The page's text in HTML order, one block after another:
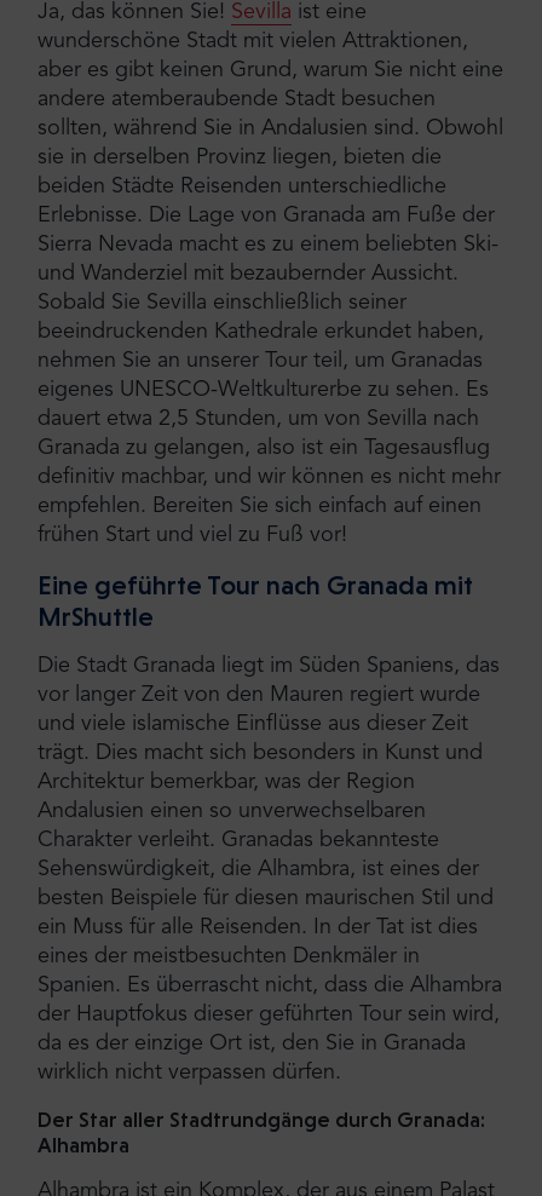
Ja, das können Sie! Sevilla ist eine
wunderschöne Stadt mit vielen Attraktionen,
aber es gibt keinen Grund, warum Sie nicht eine
andere atemberaubende Stadt besuchen
sollten, während Sie in Andalusien sind. Obwohl
sie in derselben Provinz liegen, bieten die
beiden Städte Reisenden unterschiedliche
Erlebnisse. Die Lage von Granada am Fuße der
Sierra Nevada macht es zu einem beliebten Ski-
und Wanderziel mit bezaubernder Aussicht.
Sobald Sie Sevilla einschließlich seiner
beeindruckenden Kathedrale erkundet haben,
nehmen Sie an unserer Tour teil, um Granadas
eigenes UNESCO-Weltkulturerbe zu sehen. Es
dauert etwa 2,5 Stunden, um von Sevilla nach
Granada zu gelangen, also ist ein Tagesausflug
definitiv machbar, und wir können es nicht mehr
empfehlen. Bereiten Sie sich einfach auf einen
frühen Start und viel zu Fuß vor!
Eine geführte Tour nach Granada mit
MrShuttle
Die Stadt Granada liegt im Süden Spaniens, das
vor langer Zeit von den Mauren regiert wurde
und viele islamische Einflüsse aus dieser Zeit
trägt. Dies macht sich besonders in Kunst und
Architektur bemerkbar, was der Region
Andalusien einen so unverwechselbaren
Charakter verleiht. Granadas bekannteste
Sehenswürdigkeit, die Alhambra, ist eines der
besten Beispiele für diesen maurischen Stil und
ein Muss für alle Reisenden. In der Tat ist dies
eines der meistbesuchten Denkmäler in
Spanien. Es überrascht nicht, dass die Alhambra
der Hauptfokus dieser geführten Tour sein wird,
da es der einzige Ort ist, den Sie in Granada
wirklich nicht verpassen dürfen.
Der Star aller Stadtrundgänge durch Granada:
Alhambra
Alhambra ist ein Komplex, der aus einem Palast